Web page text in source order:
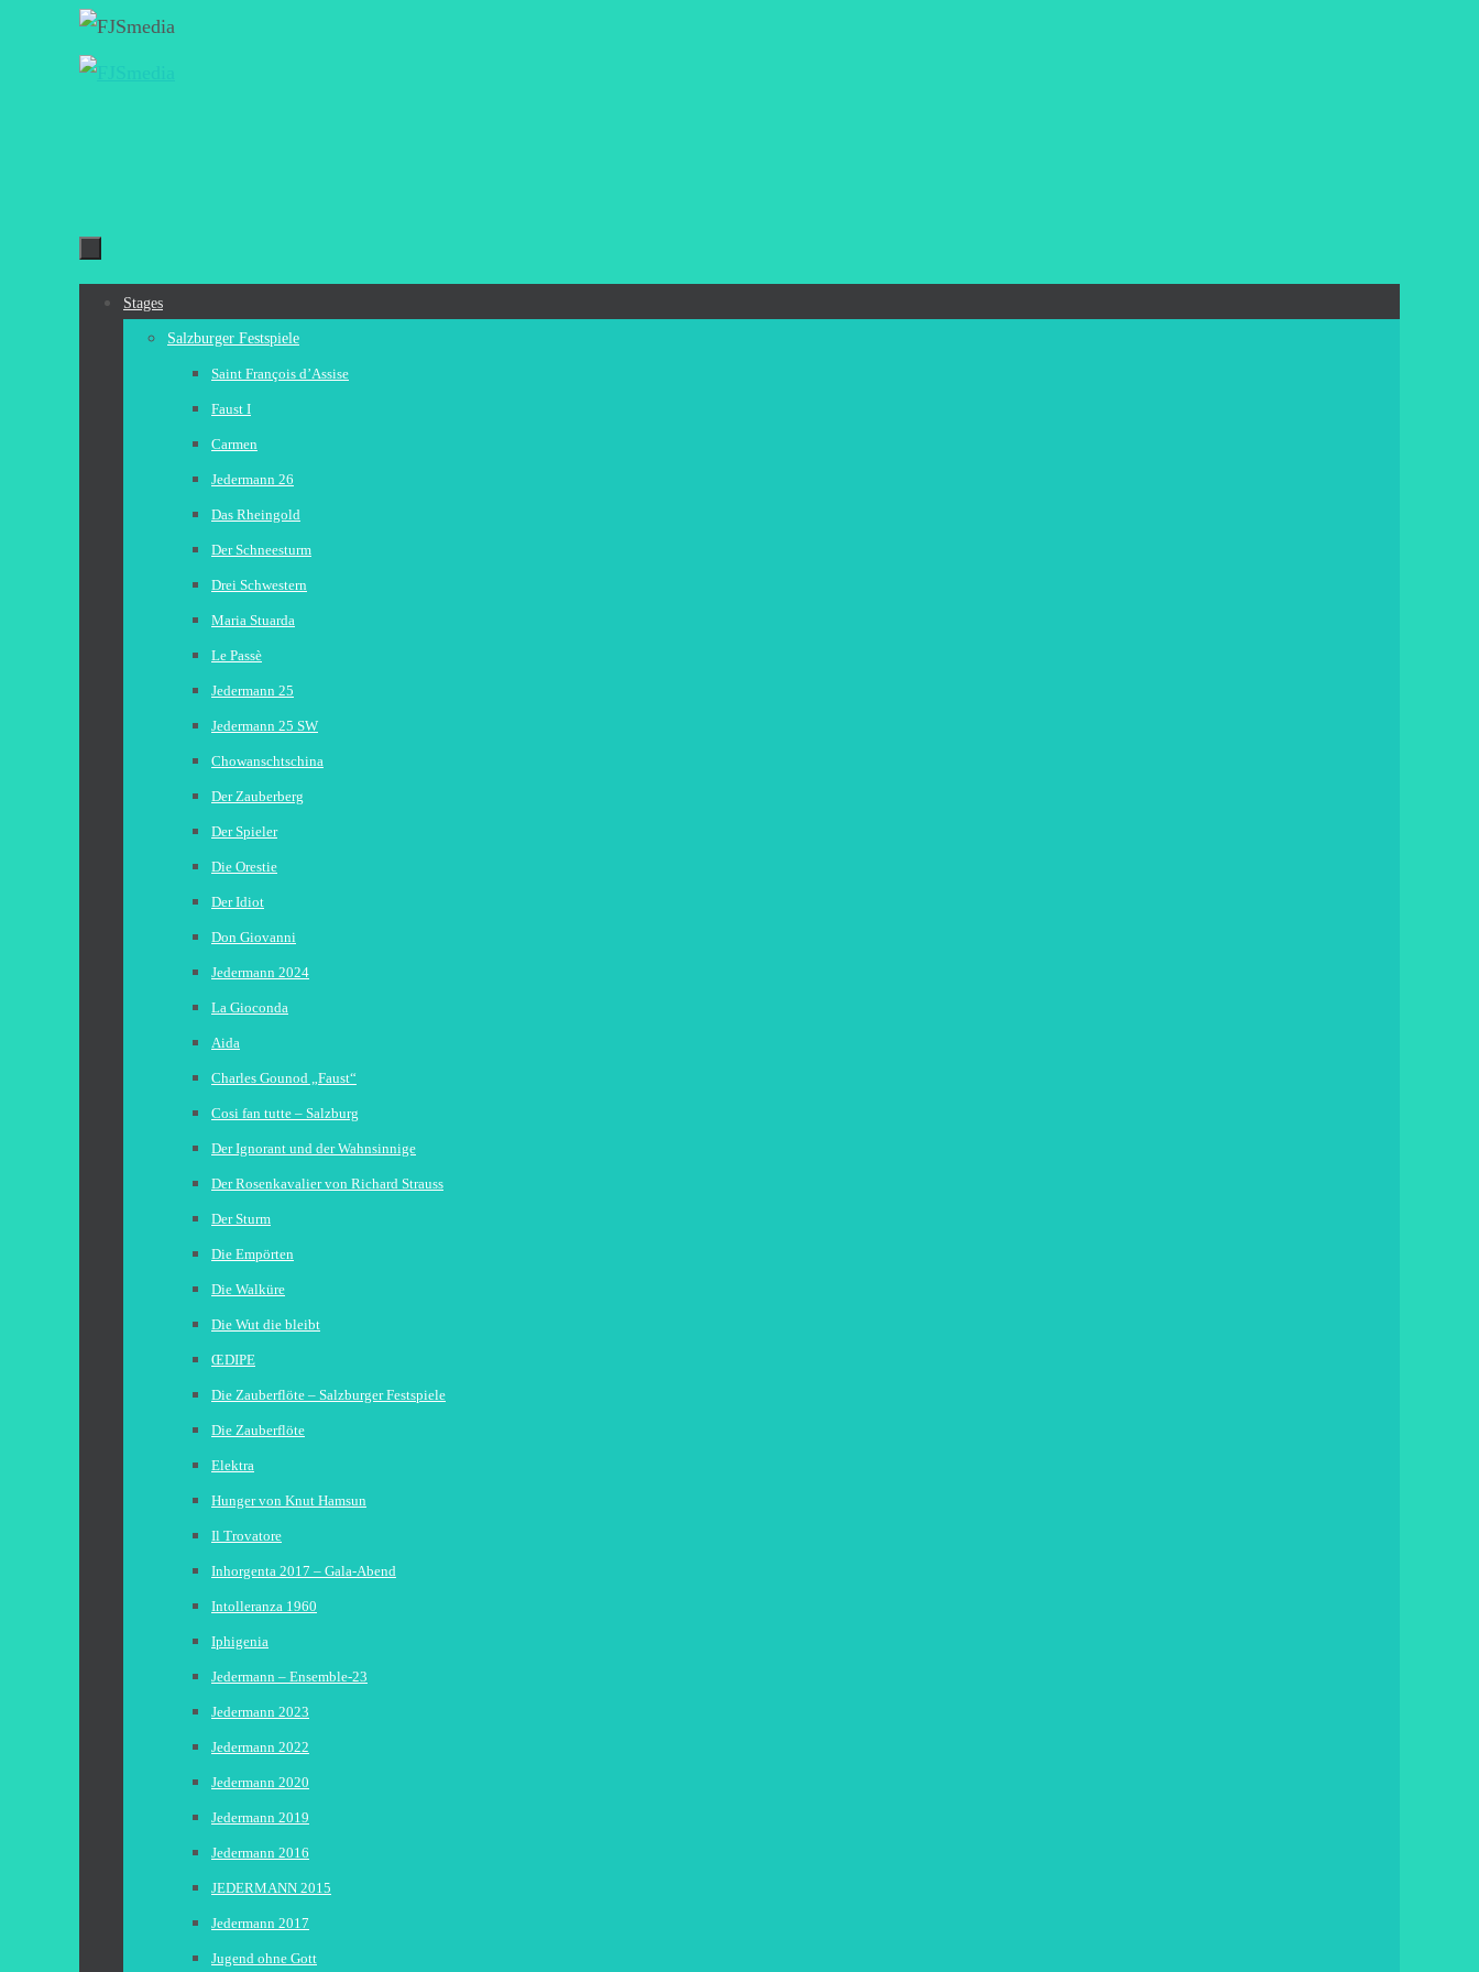
Zum
Stages
Salzburger Festspiele
Saint François d’Assise
Faust I
Carmen
Jedermann 26
Das Rheingold
Der Schneesturm
Drei Schwestern
Maria Stuarda
Le Passè
Jedermann 25
Jedermann 25 SW
Chowanschtschina
Der Zauberberg
Der Spieler
Die Orestie
Der Idiot
Don Giovanni
Jedermann 2024
La Gioconda
Aida
Charles Gounod „Faust“
Cosi fan tutte – Salzburg
Der Ignorant und der Wahnsinnige
Der Rosenkavalier von Richard Strauss
Der Sturm
Die Empörten
Die Walküre
Die Wut die bleibt
ŒDIPE
Die Zauberflöte – Salzburger Festspiele
Die Zauberflöte
Elektra
Hunger von Knut Hamsun
Il Trovatore
Inhorgenta 2017 – Gala-Abend
Intolleranza 1960
Iphigenia
Jedermann – Ensemble-23
Jedermann 2023
Jedermann 2022
Jedermann 2020
Jedermann 2019
Jedermann 2016
JEDERMANN 2015
Jedermann 2017
Jugend ohne Gott